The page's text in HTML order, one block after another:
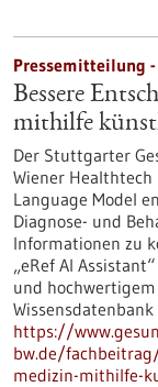
Pressemitteilung -
Bessere
mithilfe
Der Stuttgarter
Wiener Healthtech
Language Model
Diagnose- und
Informationen zu
„eRef AI
und
Wissensdatenbank
https://
bw.de/
medizin-mithilfe-